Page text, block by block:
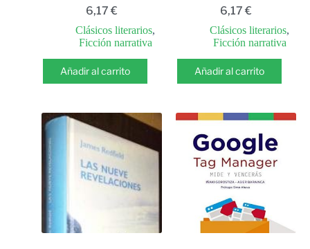
6,17 €
Clásicos literarios,
Ficción narrativa
Añadir al carrito
6,17 €
Clásicos literarios,
Ficción narrativa
Añadir al carrito